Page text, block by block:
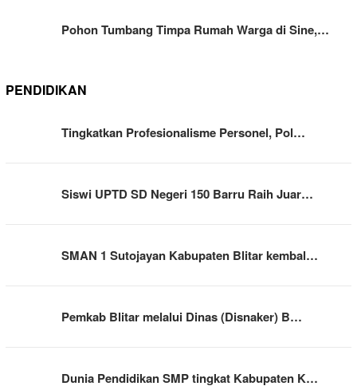
Pohon Tumbang Timpa Rumah Warga di Sine,…
PENDIDIKAN
Tingkatkan Profesionalisme Personel, Pol…
Siswi UPTD SD Negeri 150 Barru Raih Juar…
SMAN 1 Sutojayan Kabupaten Blitar kembal…
Pemkab Blitar melalui Dinas (Disnaker) B…
Dunia Pendidikan SMP tingkat Kabupaten K…